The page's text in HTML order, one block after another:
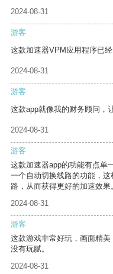
2024-08-31
游客
这款加速器VPM应用程序已
2024-08-31
游客
这款app就像我的财务顾问，
2024-08-31
游客
这款加速器app的功能有点单
一个自动切换线路的功能，
路，从而获得更好的加速效果
2024-08-31
游客
这款游戏非常好玩，画面精
没有玩腻。
2024-08-31